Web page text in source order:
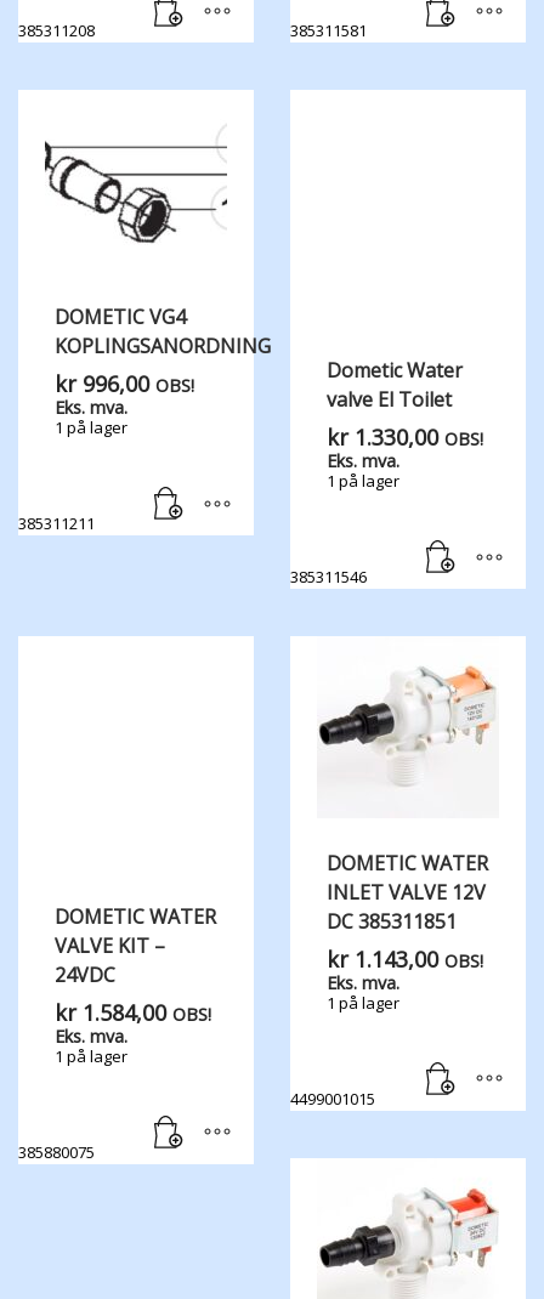
385311208 385311581
DOMETIC VG4
KOPLINGSANORDNING
kr996,00 OBS!
Eks. mva.
1 på lager
385311211
Dometic Water
valve El Toilet
kr1.330,00 OBS!
Eks. mva.
1 på lager
385311546
DOMETIC WATER
VALVE KIT –
24VDC
kr1.584,00 OBS!
Eks. mva.
1 på lager
385880075
DOMETIC WATER​
INLET ​VALVE 12V
DC 385311851
kr1.143,00 OBS!
Eks. mva.
1 på lager
4499001015